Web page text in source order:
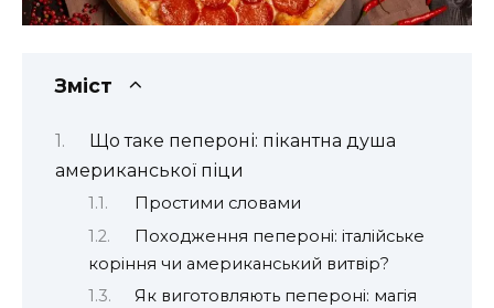
Зміст
Що таке пепероні: пікантна душа
американської піци
Простими словами
Походження пепероні: італійське
коріння чи американський витвір?
Як виготовляють пепероні: магія